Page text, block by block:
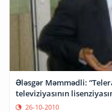
Ələsgər Məmmədli:
televiziyasının
26-10-2010